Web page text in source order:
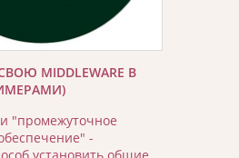
MIDDLEWARE В
"промежуточное
-
установить общие